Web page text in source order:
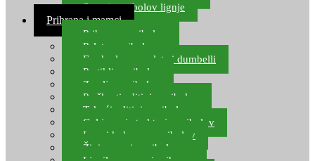
Setovi za ribolov lignje
Prihrana i mamci
Prihrana za ribolov
Pelete za ribolov
Feeder lovne pelete i dumbelli
Partikli za ribolov
Zemlja za ribolov
Praškasti aditivi za ribolov
Tekući aditivi za ribolov
Gel i sprej atraktori za ribolov
Lovni kukuruz za ribolov
Živi mamci za ribolov